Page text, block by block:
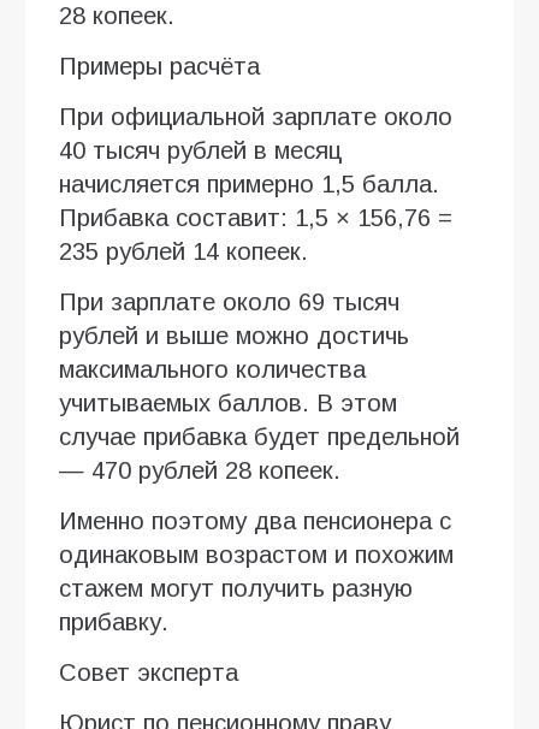
28 копеек.
Примеры расчёта
При официальной зарплате около
40 тысяч рублей в месяц
начисляется примерно 1,5 балла.
Прибавка составит: 1,5 × 156,76 =
235 рублей 14 копеек.
При зарплате около 69 тысяч
рублей и выше можно достичь
максимального количества
учитываемых баллов. В этом
случае прибавка будет предельной
— 470 рублей 28 копеек.
Именно поэтому два пенсионера с
одинаковым возрастом и похожим
стажем могут получить разную
прибавку.
Совет эксперта
Юрист по пенсионному праву